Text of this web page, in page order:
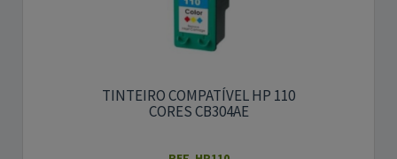
TINTEIRO COMPATÍVEL HP 110
CORES CB304AE